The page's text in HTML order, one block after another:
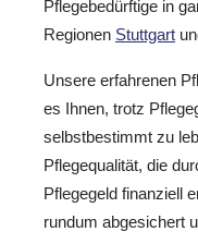
Pflegebedürftige in
Regionen Stuttgart
Unsere erfahrenen
es Ihnen, trotz
selbstbestimmt zu
Pflegequalität, die
Pflegegeld finanziell
rundum abgesichert